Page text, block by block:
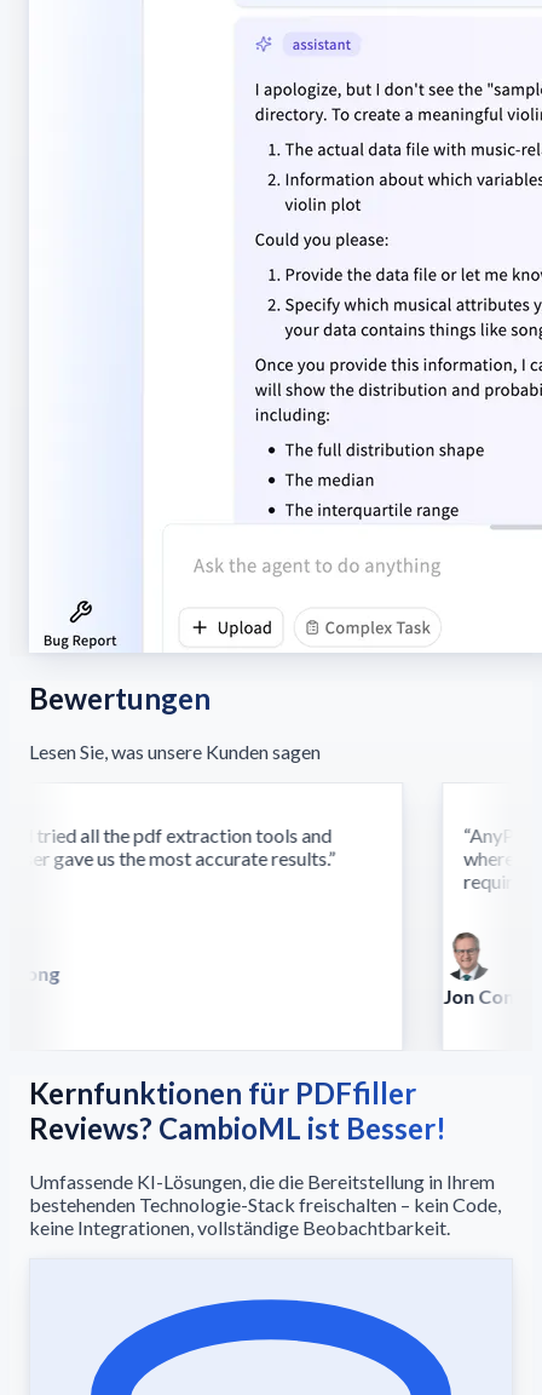
Bewertungen
Lesen Sie, was unsere Kunden sagen
tried all the pdf extraction tools and
gave us the most accurate results.”
where
require
Jon Conradt
Kernfunktionen für PDFfiller
Reviews? CambioML ist Besser!
Umfassende KI-Lösungen, die die Bereitstellung in Ihrem
bestehenden Technologie-Stack freischalten – kein Code,
keine Integrationen, vollständige Beobachtbarkeit.